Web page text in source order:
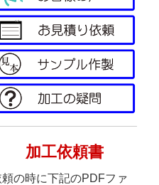
加工依頼書
頼の時に下記のPDFファ